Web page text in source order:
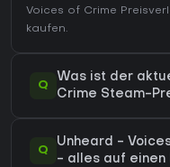
Voices of Crime
kaufen.
Q
Was ist der
Crime Steam-
Q
Unheard -
- alles auf einen